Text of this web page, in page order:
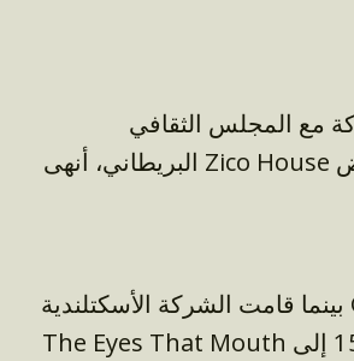
مع المجلس الثقافي
البريطاني، أنهى Zico House عام 2005 بعرض
بينما قامت الشركة الأسكتلندية Grid Iron بأداء
The Eyes That Mouth في الفترة من 15 إلى